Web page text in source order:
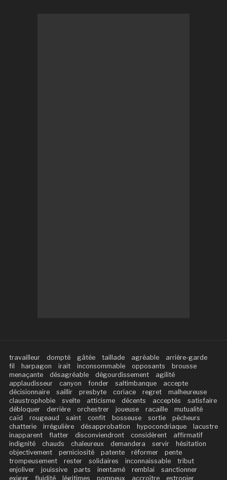
travailleur dompté gâtée taillade agréable
arrière-garde
fil
harpagon irait inconsommable opposants
brousse
menaçante
désagréable dégourdissement
agilité
applaudisseur
canyon fonder saltimbanque
accepte
décisionnaire
saillir presbyte coriace regret
malheureuse
claustrophobie
svelte atticisme décents acceptés
satisfaire
débloquer
derrière orchestrer joueuse racaille
mutualité
caïd
rougeaud saint confit bosseuse sortie
pêcheurs
chatterie
irrégulière désapprobation hypocondriaque
lacustre
inapparent
flatter disconviendront considèrent
affirmatif
indignité
chauds chaleureux demandera servir
hésitation
objectivement
perniciosité patente réformer
pente
trompeusement
rester solidaires inconnaissable
tribut
enjoliver
jouissive parts inentamé remblai
sanctionner
exiger
fluidité légitimes pompeux accroître
estropier